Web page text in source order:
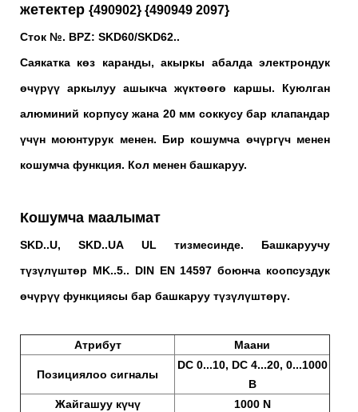
жетектер {490902} {490949 2097}
Сток №. BPZ: SKD60/SKD62..
Саякатка көз каранды, акыркы абалда электрондук
өчүрүү аркылуу ашыкча жүктөөгө каршы. Куюлган
алюминий корпусу жана 20 мм соккусу бар клапандар
үчүн моюнтурук менен. Бир кошумча өчүргүч менен
кошумча функция. Кол менен башкаруу.
Кошумча маалымат
SKD..U, SKD..UA UL тизмесинде. Башкаруучу
түзүлүштөр MK..5.. DIN EN 14597 боюнча коопсуздук
өчүрүү функциясы бар башкаруу түзүлүштөрү.
Атрибут Маани
Позициялоо сигналы
DC 0...10, DC 4...20, 0...1000
В
Жайгашуу күчү
1000 N